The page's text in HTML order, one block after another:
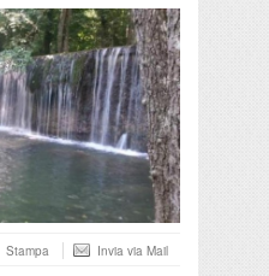
Stampa Invia via Mail